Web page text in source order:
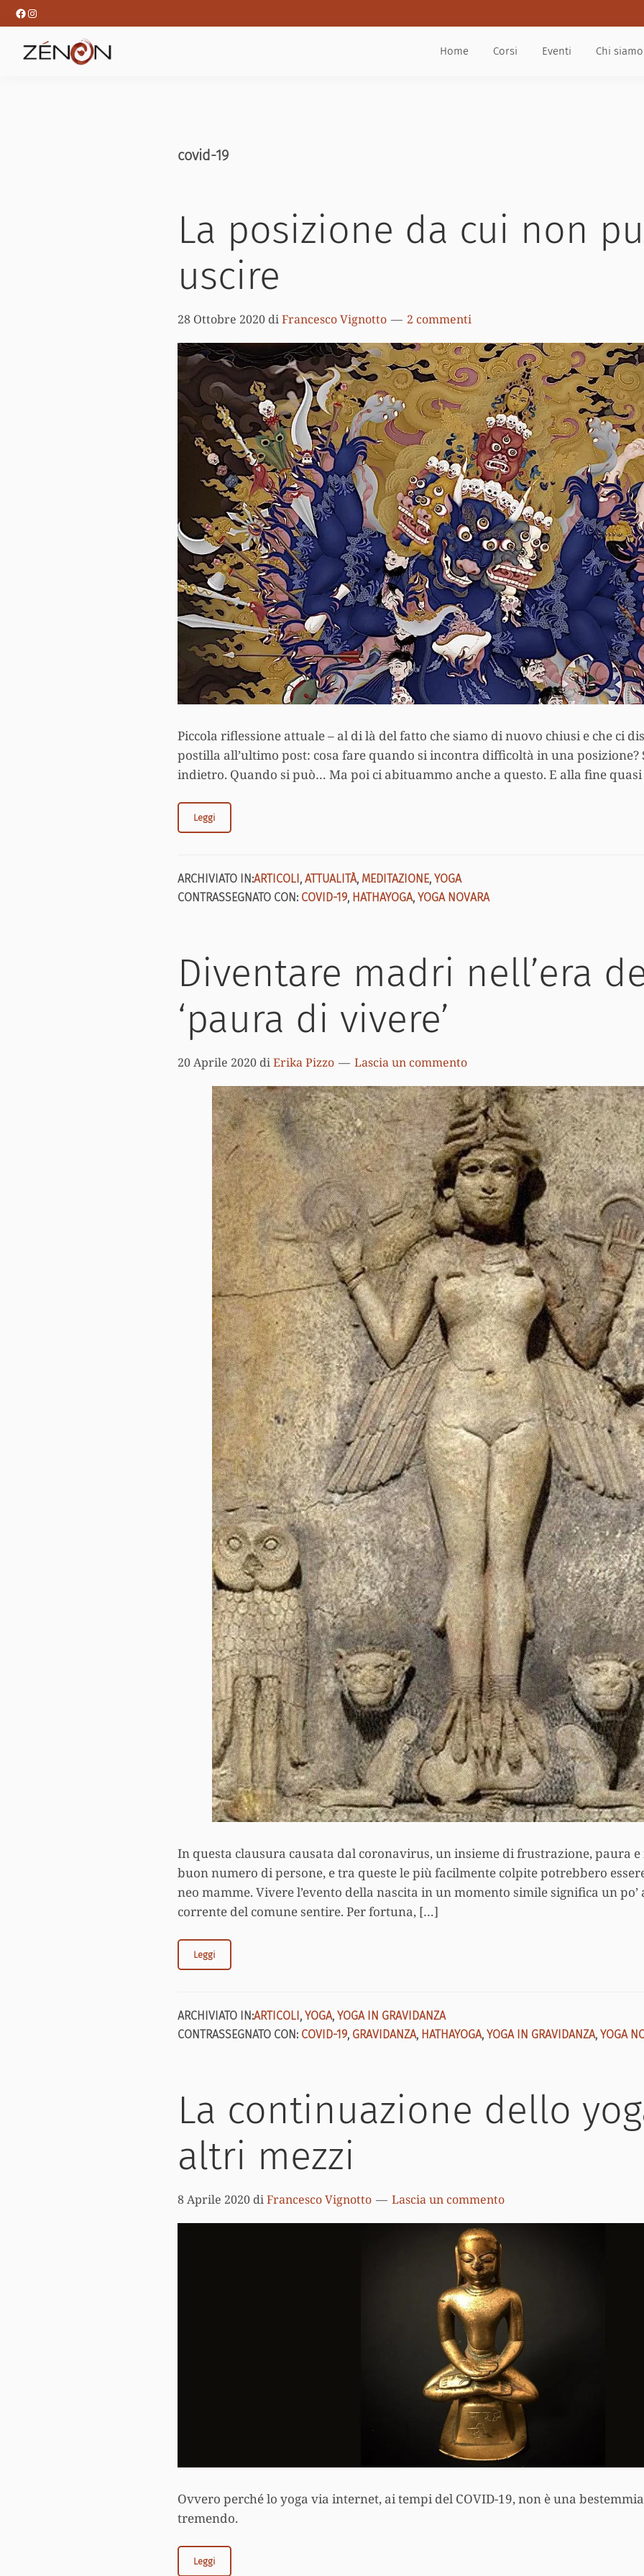
Passa
alla
navigazione
Passa
al
contenuto
Facebook
Instagram
Home Corsi Eventi Chi siamo
covid-19
La posizione da cui non
uscire
28 Ottobre 2020 diFrancesco Vignotto 2 commenti
Piccola riflessione attuale – al di là del fatto che siamo di nuovo chiusi e che ci
postilla all’ultimo post: cosa fare quando si incontra difficoltà in una posizione?
indietro. Quando si può… Ma poi ci abituammo anche a questo. E alla fine
Leggi
ARCHIVIATO IN:ARTICOLI, ATTUALITÀ, MEDITAZIONE, YOGA
CONTRASSEGNATO CON: COVID-19, HATHAYOGA, YOGA NOVARA
Diventare madri nell’era
‘paura di vivere’
20 Aprile 2020 diErika Pizzo Lascia un commento
In questa clausura causata dal coronavirus, un insieme di frustrazione, paura
buon numero di persone, e tra queste le più facilmente colpite potrebbero
neo mamme. Vivere l’evento della nascita in un momento simile significa un
corrente del comune sentire. Per fortuna, […]
Leggi
ARCHIVIATO IN:ARTICOLI, YOGA, YOGA IN GRAVIDANZA
CONTRASSEGNATO CON: COVID-19, GRAVIDANZA, HATHAYOGA, YOGA IN GRAVIDANZA, YOGA
La continuazione dello
altri mezzi
8 Aprile 2020 diFrancesco Vignotto Lascia un commento
Ovvero perché lo yoga via internet, ai tempi del COVID-19, non è una
tremendo.
Leggi